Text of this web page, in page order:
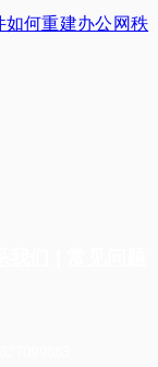
如何重建办公网秩